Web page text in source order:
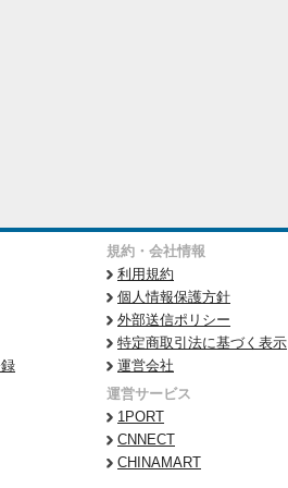
規約・会社情報
利用規約
個人情報保護方針
外部送信ポリシー
特定商取引法に基づく表示
運営会社
運営サービス
1PORT
CNNECT
CHINAMART